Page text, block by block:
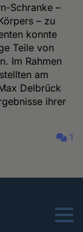
Schranke –
– zu
konnte
Teile von
Im Rahmen
am
Delbrück
ihrer
1
Menu